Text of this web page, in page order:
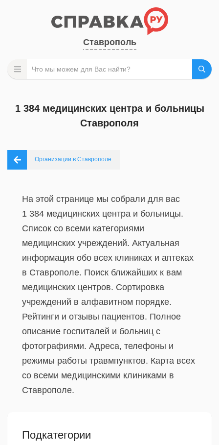
Ставрополь
1 384 медицинских центра и больницы
Ставрополя
Организации в Ставрополе
На этой странице мы собрали для вас
1 384 медицинских центра и больницы.
Список со всеми категориями
медицинских учреждений. Актуальная
информация обо всех клиниках и аптеках
в Ставрополе. Поиск ближайших к вам
медицинских центров. Сортировка
учреждений в алфавитном порядке.
Рейтинги и отзывы пациентов. Полное
описание госпиталей и больниц с
фотографиями. Адреса, телефоны и
режимы работы травмпунктов. Карта всех
со всеми медицинскими клиниками в
Ставрополе.
Подкатегории